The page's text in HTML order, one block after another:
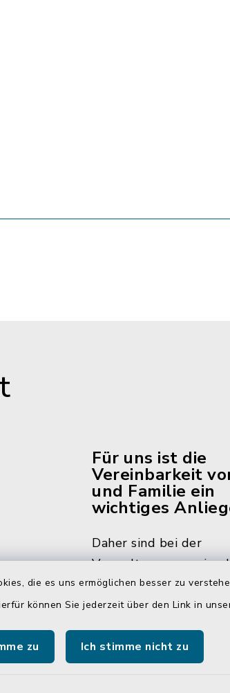
die es uns ermöglichen besser zu
können Sie jederzeit über den Link in
zu Ich stimme nicht zu
Für uns ist die
Vereinbarkeit
und Familie ein
wichtiges
Daher sind bei der
Neumarkt-Sankt Veit
die Hälfte der
Mitarbeiterinnen in
beschäftigt. Das
dass Sie Sachbearbeiter